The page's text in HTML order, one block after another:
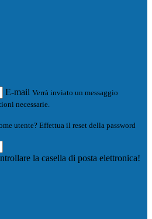
E-mail Verrà inviato un messaggio
necessarie.
utente? Effettua il reset della password
la casella di posta elettronica!